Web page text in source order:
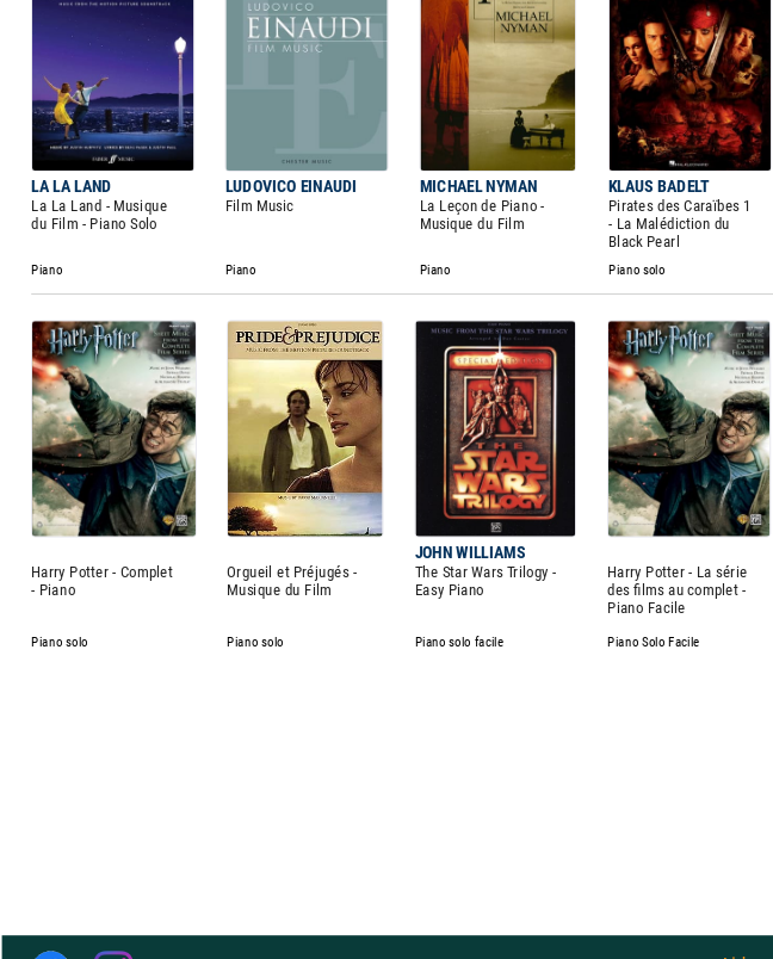
LA LA LAND LUDOVICO EINAUDI MICHAEL NYMAN KLAUS BADELT
La La Land - Musique
du Film - Piano Solo
Film Music La Leçon de Piano -
Musique du Film
Pirates des Caraïbes 1
- La Malédiction du
Black Pearl
Piano Piano Piano Piano solo
JOHN WILLIAMS
Harry Potter - Complet
- Piano
Orgueil et Préjugés -
Musique du Film
The Star Wars Trilogy -
Easy Piano
Harry Potter - La série
des films au complet -
Piano Facile
Piano solo Piano solo Piano solo facile Piano Solo Facile